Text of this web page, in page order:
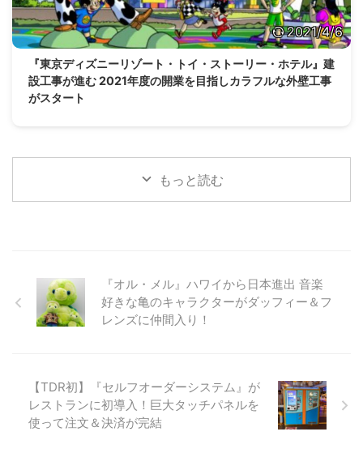
2021/4/6
『東京ディズニーリゾート・トイ・ストーリー・ホテル』建
設工事が進む 2021年度の開業を目指しカラフルな外壁工事
がスタート
もっと読む
『オル・メル』ハワイから日本進出 音楽
好きな亀のキャラクターがダッフィー＆フ
レンズに仲間入り！
【TDR初】『セルフオーダーシステム』が
レストランに初導入！巨大タッチパネルを
使って注文＆決済が完結